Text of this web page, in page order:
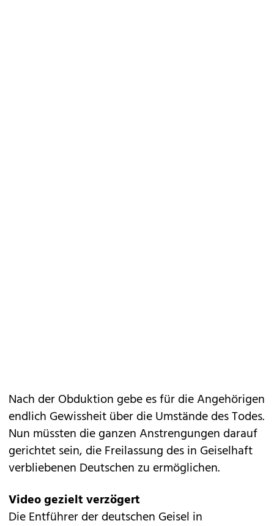
Nach der Obduktion gebe es für die Angehörigen
endlich Gewissheit über die Umstände des Todes.
Nun müssten die ganzen Anstrengungen darauf
gerichtet sein, die Freilassung des in Geiselhaft
verbliebenen Deutschen zu ermöglichen.
Video gezielt verzögert
Die Entführer der deutschen Geisel in